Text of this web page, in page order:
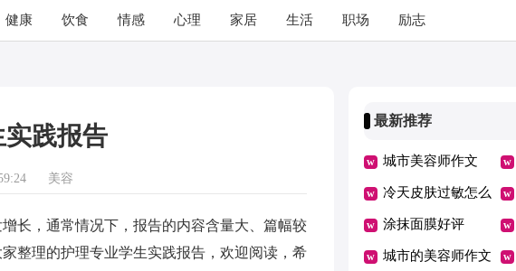
健康 饮食 情感 心理 家居 生活 职场 励志
践报告
美容
，通常情况下，报告的内容含量大、篇幅较
整理的护理专业学生实践报告，欢迎阅读，希
最新推荐
城市美容师作文
冷天皮肤过敏怎么
办
涂抹面膜好评
城市的美容师作文